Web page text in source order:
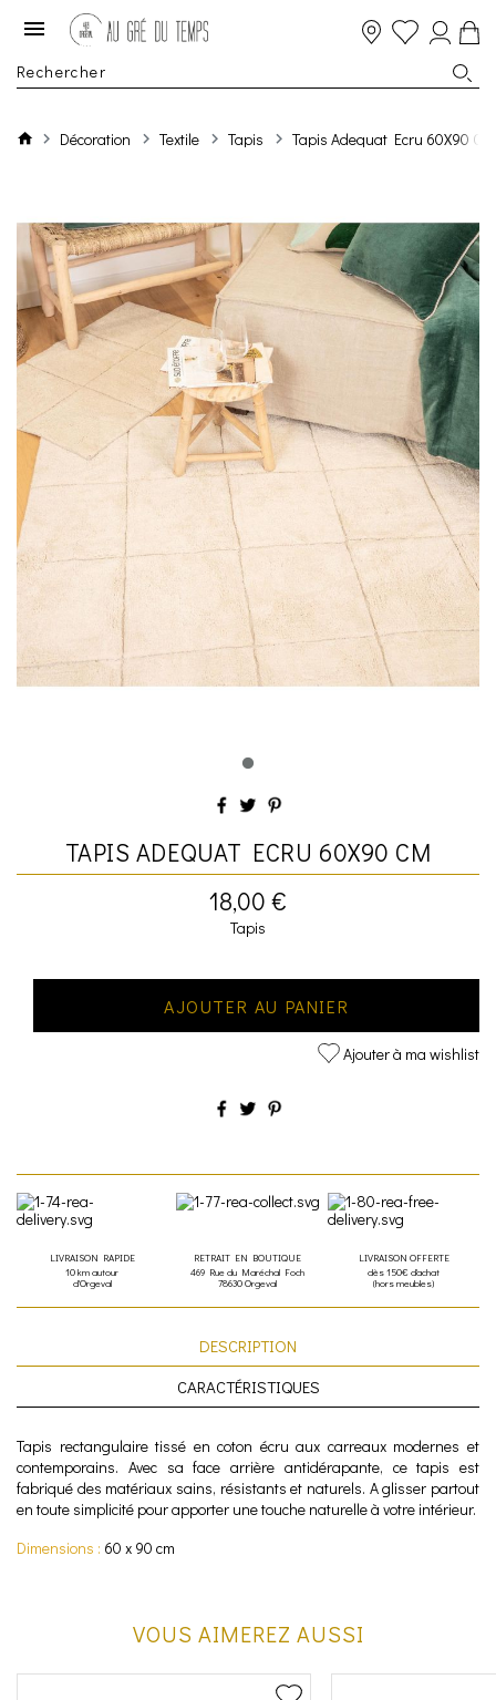
Décoration Textile Tapis Tapis Adequat Ecru 60X90 Cm
TAPIS ADEQUAT ECRU 60X90 CM
18,00 €
Tapis
AJOUTER AU PANIER
Ajouter à ma wishlist
LIVRAISON RAPIDE
10 km autour
d'Orgeval
RETRAIT EN BOUTIQUE
469 Rue du Maréchal Foch
78630 Orgeval
LIVRAISON OFFERTE
dès 150€ d'achat
(hors meubles)
DESCRIPTION
CARACTÉRISTIQUES
Tapis rectangulaire tissé en coton écru aux carreaux modernes et
contemporains. Avec sa face arrière antidérapante, ce tapis est
fabriqué des matériaux sains, résistants et naturels. A glisser partout
en toute simplicité pour apporter une touche naturelle à votre intérieur.
Dimensions : 60 x 90 cm
VOUS AIMEREZ AUSSI